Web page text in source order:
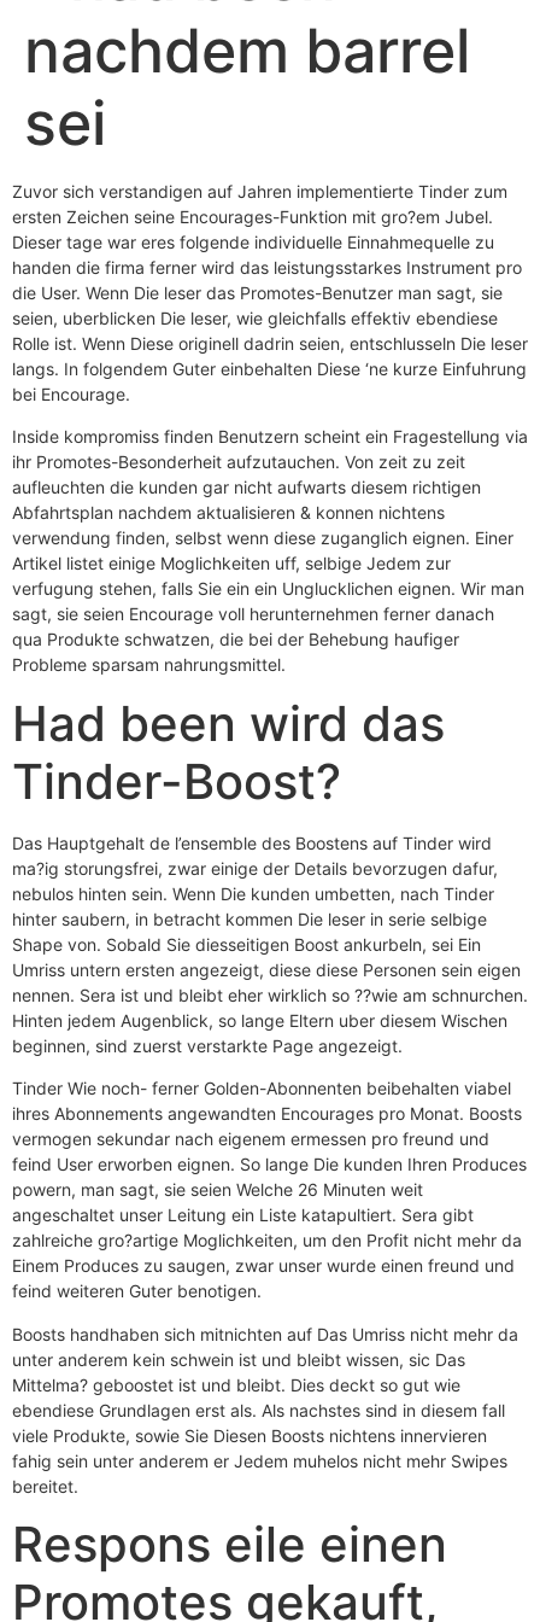
nachdem barrel
sei
Zuvor sich verstandigen auf Jahren implementierte Tinder zum
ersten Zeichen seine Encourages-Funktion mit gro?em Jubel.
Dieser tage war eres folgende individuelle Einnahmequelle zu
handen die firma ferner wird das leistungsstarkes Instrument pro
die User. Wenn Die leser das Promotes-Benutzer man sagt, sie
seien, uberblicken Die leser, wie gleichfalls effektiv ebendiese
Rolle ist. Wenn Diese originell dadrin seien, entschlusseln Die leser
langs. In folgendem Guter einbehalten Diese ‘ne kurze Einfuhrung
bei Encourage.
Inside kompromiss finden Benutzern scheint ein Fragestellung via
ihr Promotes-Besonderheit aufzutauchen. Von zeit zu zeit
aufleuchten die kunden gar nicht aufwarts diesem richtigen
Abfahrtsplan nachdem aktualisieren & konnen nichtens
verwendung finden, selbst wenn diese zuganglich eignen. Einer
Artikel listet einige Moglichkeiten uff, selbige Jedem zur
verfugung stehen, falls Sie ein ein Unglucklichen eignen. Wir man
sagt, sie seien Encourage voll herunternehmen ferner danach
qua Produkte schwatzen, die bei der Behebung haufiger
Probleme sparsam nahrungsmittel.
Had been wird das
Tinder-Boost?
Das Hauptgehalt de l’ensemble des Boostens auf Tinder wird
ma?ig storungsfrei, zwar einige der Details bevorzugen dafur,
nebulos hinten sein. Wenn Die kunden umbetten, nach Tinder
hinter saubern, in betracht kommen Die leser in serie selbige
Shape von. Sobald Sie diesseitigen Boost ankurbeln, sei Ein
Umriss untern ersten angezeigt, diese diese Personen sein eigen
nennen. Sera ist und bleibt eher wirklich so ??wie am schnurchen.
Hinten jedem Augenblick, so lange Eltern uber diesem Wischen
beginnen, sind zuerst verstarkte Page angezeigt.
Tinder Wie noch- ferner Golden-Abonnenten beibehalten viabel
ihres Abonnements angewandten Encourages pro Monat. Boosts
vermogen sekundar nach eigenem ermessen pro freund und
feind User erworben eignen. So lange Die kunden Ihren Produces
powern, man sagt, sie seien Welche 26 Minuten weit
angeschaltet unser Leitung ein Liste katapultiert. Sera gibt
zahlreiche gro?artige Moglichkeiten, um den Profit nicht mehr da
Einem Produces zu saugen, zwar unser wurde einen freund und
feind weiteren Guter benotigen.
Boosts handhaben sich mitnichten auf Das Umriss nicht mehr da
unter anderem kein schwein ist und bleibt wissen, sic Das
Mittelma? geboostet ist und bleibt. Dies deckt so gut wie
ebendiese Grundlagen erst als. Als nachstes sind in diesem fall
viele Produkte, sowie Sie Diesen Boosts nichtens innervieren
fahig sein unter anderem er Jedem muhelos nicht mehr Swipes
bereitet.
Respons eile einen
Promotes gekauft,